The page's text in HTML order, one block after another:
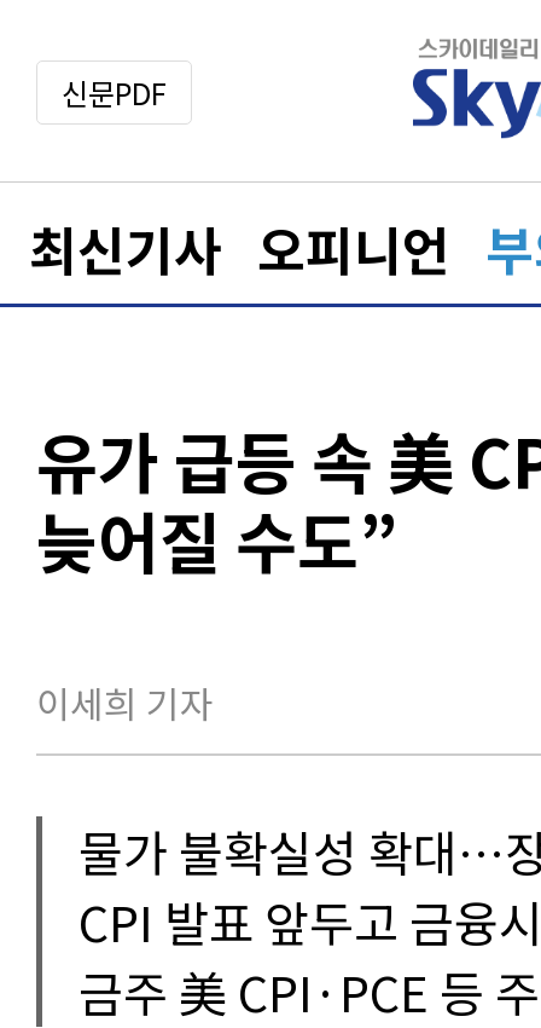
신문PDF
최신기사 오피니언
유가 급등 속 美
늦어질 수도”
이세희 기자
물가 불확실성 확대…
CPI 발표 앞두고 금융
금주 美 CPI·PCE 등